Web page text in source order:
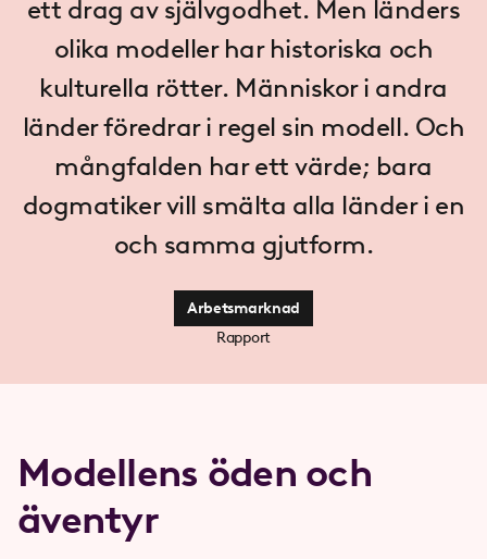
ett drag av självgodhet. Men länders
olika modeller har historiska och
kulturella rötter. Människor i andra
länder föredrar i regel sin modell. Och
mångfalden har ett värde; bara
dogmatiker vill smälta alla länder i en
och samma gjutform.
Arbetsmarknad
Rapport
Modellens öden och
äventyr